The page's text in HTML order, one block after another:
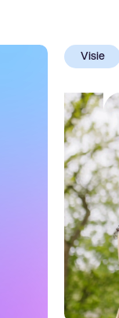
Visie